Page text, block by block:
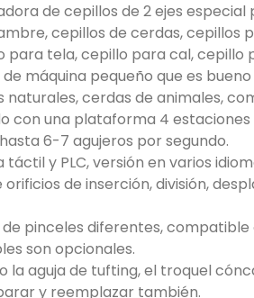
de cepillos de 2 ejes
cepillos de cerdas,
tela, cepillo para cal,
máquina pequeño que es
cerdas de animales,
con una plataforma 4
6-7 agujeros por segundo.
y PLC, versión en varios
de inserción, división,
pinceles diferentes, compatible
son opcionales.
la aguja de tufting, el troquel
y reemplazar también.